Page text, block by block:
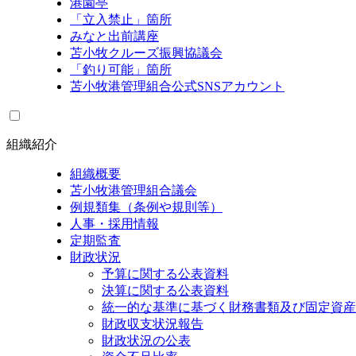
港園亭
「立入禁止」箇所
みなと出前講座
苫小牧クルーズ振興協議会
「釣り可能」箇所
苫小牧港管理組合公式SNSアカウント
組織紹介
組織概要
苫小牧港管理組合議会
例規類集（条例や規則等）
人事・採用情報
定期監査
財政状況
予算に関する公表資料
決算に関する公表資料
統一的な基準に基づく財務書類及び固定資
財政収支状況報告
財政状況の公表